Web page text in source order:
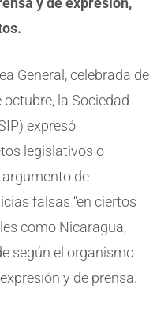
General, celebrada de
la Sociedad
expresó
legislativos o
de
falsas “en ciertos
como Nicaragua,
según el organismo
y de prensa.